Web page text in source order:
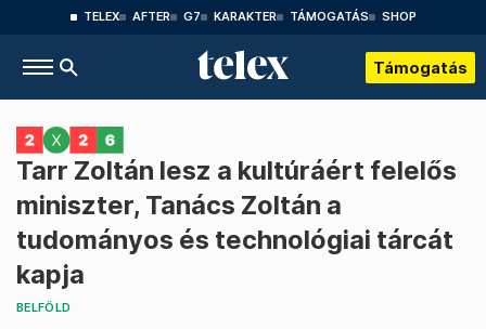
TELEX AFTER G7 KARAKTER TÁMOGATÁS SHOP
Támogatás
Tarr Zoltán lesz a kultúráért felelős
miniszter, Tanács Zoltán a
tudományos és technológiai tárcát
kapja
BELFÖLD